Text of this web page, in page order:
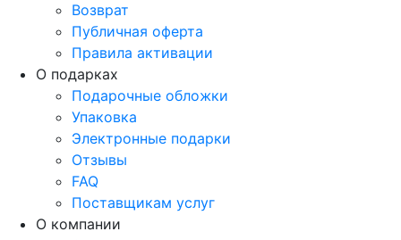
Возврат
Публичная оферта
Правила активации
О подарках
Подарочные обложки
Упаковка
Электронные подарки
Отзывы
FAQ
Поставщикам услуг
О компании